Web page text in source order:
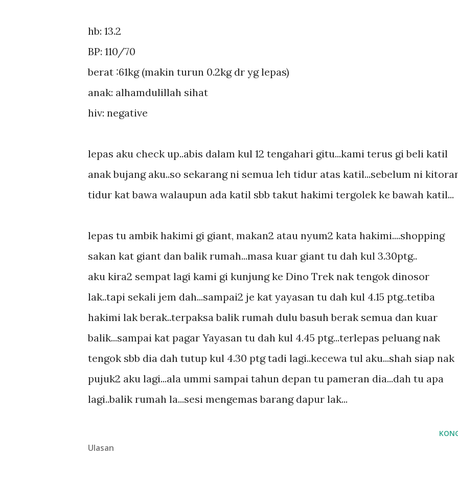
hb: 13.2
BP: 110/70
berat :61kg (makin turun 0.2kg dr yg lepas)
anak: alhamdulillah sihat
hiv: negative
lepas aku check up..abis dalam kul 12 tengahari gitu...kami terus gi beli katil
anak bujang aku..so sekarang ni semua leh tidur atas katil...sebelum ni
tidur kat bawa walaupun ada katil sbb takut hakimi tergolek ke bawah katil...
lepas tu ambik hakimi gi giant, makan2 atau nyum2 kata hakimi....shopping
sakan kat giant dan balik rumah...masa kuar giant tu dah kul 3.30ptg..
aku kira2 sempat lagi kami gi kunjung ke Dino Trek nak tengok dinosor
lak..tapi sekali jem dah...sampai2 je kat yayasan tu dah kul 4.15 ptg..tetiba
hakimi lak berak..terpaksa balik rumah dulu basuh berak semua dan kuar
balik...sampai kat pagar Yayasan tu dah kul 4.45 ptg...terlepas peluang nak
tengok sbb dia dah tutup kul 4.30 ptg tadi lagi..kecewa tul aku...shah siap nak
pujuk2 aku lagi...ala ummi sampai tahun depan tu pameran dia...dah tu apa
lagi..balik rumah la...sesi mengemas barang dapur lak...
Ulasan